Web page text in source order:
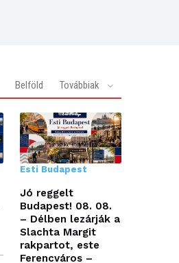
Belföld Továbbiak
Esti Budapest
Jó reggelt
Budapest! 08. 08.
– Délben lezárják a
Slachta Margit
rakpartot, este
Ferencváros –